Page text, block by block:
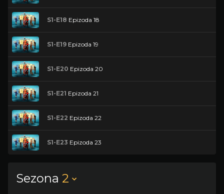
S1-E18 Epizoda 18
S1-E19 Epizoda 19
S1-E20 Epizoda 20
S1-E21 Epizoda 21
S1-E22 Epizoda 22
S1-E23 Epizoda 23
Sezona 2